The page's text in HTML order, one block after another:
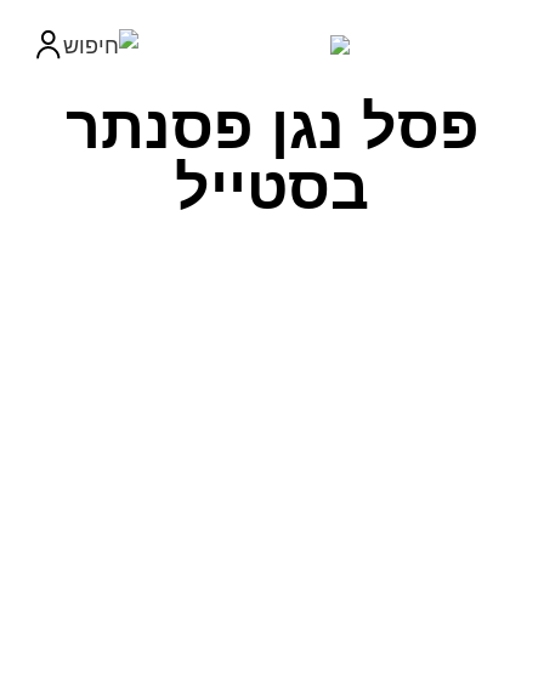
פסל נגן פסנתר
בסטייל